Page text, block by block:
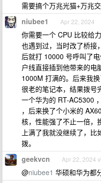
需要搞个万兆光猫+万兆
niubee1 Apr 22, 2024
你需要一个 CPU 比较给
也遇到过，当时改了桥接
后就打 10000 号呼叫了
户线直接插到他带来的电
1000M 打满的。后来我
很老的笔记本，结果拨号
一个华为的 RT-AC5300
，后来换了个小米的
核，性能强了不止一倍，
上满了我就没继续了，
拨。
geekvcn Apr 22, 2024
@niubee1 华硕和华为都